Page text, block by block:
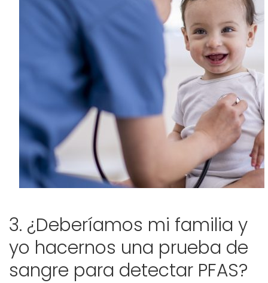
3. ¿Deberíamos mi familia y
yo hacernos una prueba de
sangre para detectar PFAS?